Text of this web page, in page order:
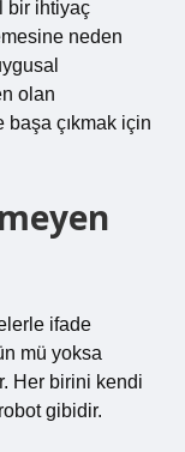
bir ihtiyaç
neden
olan
çıkmak için
ifade
mü yoksa
Her birini kendi
gibidir.